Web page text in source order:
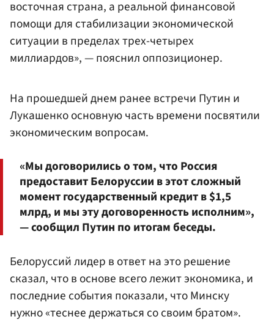
восточная страна, а реальной финансовой
помощи для стабилизации экономической
ситуации в пределах трех-четырех
миллиардов», — пояснил оппозиционер.
На прошедшей днем ранее встречи Путин и
Лукашенко основную часть времени посвятили
экономическим вопросам.
«Мы договорились о том, что Россия
предоставит Белоруссии в этот сложный
момент государственный кредит в $1,5
млрд, и мы эту договоренность исполним»,
— сообщил Путин по итогам беседы.
Белоруссий лидер в ответ на это решение
сказал, что в основе всего лежит экономика, и
последние события показали, что Минску
нужно «теснее держаться со своим братом».